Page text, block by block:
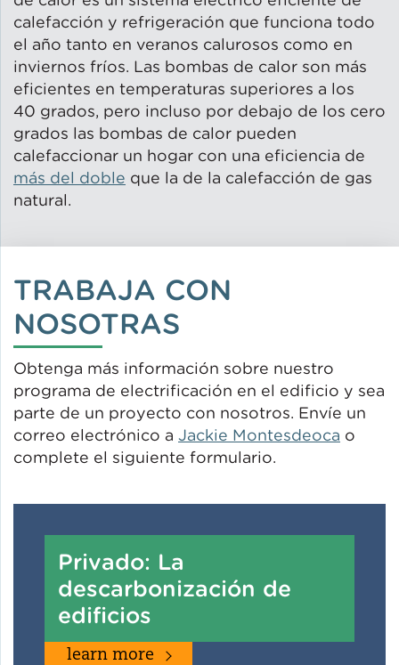
calefacción y refrigeración que funciona todo
el año tanto en veranos calurosos como en
inviernos fríos. Las bombas de calor son más
eficientes en temperaturas superiores a los
40 grados, pero incluso por debajo de los cero
grados las bombas de calor pueden
calefaccionar un hogar con una eficiencia de
más del doble que la de la calefacción de gas
natural.
TRABAJA CON
NOSOTRAS
Obtenga más información sobre nuestro
programa de electrificación en el edificio y sea
parte de un proyecto con nosotros. Envíe un
correo electrónico a Jackie Montesdeoca o
complete el siguiente formulario.
Privado: La
descarbonización de
edificios
learn more